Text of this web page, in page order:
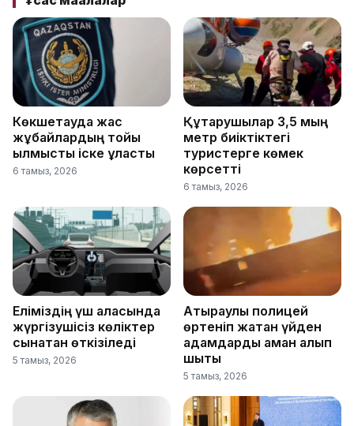
Көкшетауда жас
жұбайлардың тойы
қылмыстық іске ұласты
6 тамыз, 2026
Құтқарушылар 3,5 мың
метр биіктіктегі
туристерге көмек
көрсетті
6 тамыз, 2026
Еліміздің үш қаласында
жүргізушісіз көліктер
сынақтан өткізіледі
5 тамыз, 2026
Атыраулық полицей
өртеніп жатқан үйден
адамдарды аман алып
шықты
5 тамыз, 2026